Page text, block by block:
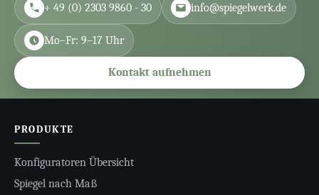
+ 49 (0) 2303 9860 - 30 info@spiegelwerk.de
Mo–Fr: 9–17 Uhr
Kontakt aufnehmen
PRODUKTE
Konfiguratoren Übersicht
Spiegel nach Maß